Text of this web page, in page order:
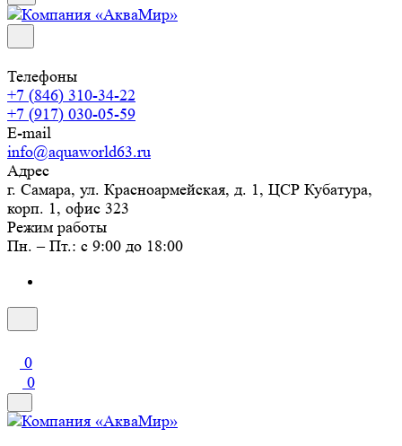
Телефоны
+7 (846) 310-34-22
+7 (917) 030-05-59
E-mail
info@aquaworld63.ru
Адрес
г. Самара, ул. Красноармейская, д. 1, ЦСР Кубатура,
корп. 1, офис 323
Режим работы
Пн. – Пт.: с 9:00 до 18:00
0
0